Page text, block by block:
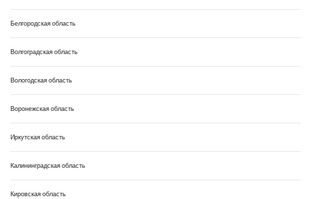
Белгородская область
Волгоградская область
Вологодская область
Воронежская область
Иркутская область
Калининградская область
Кировская область